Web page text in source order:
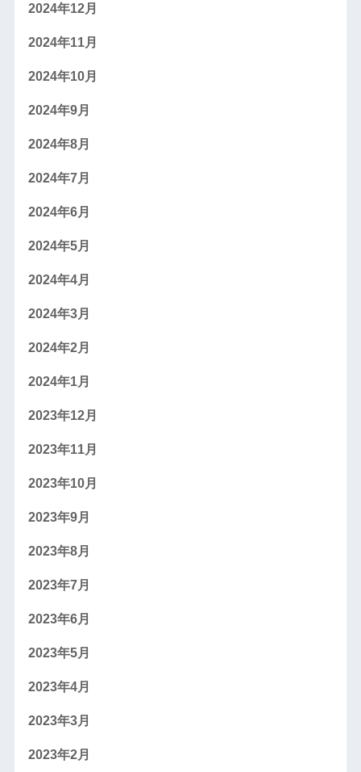
2024年12月
2024年11月
2024年10月
2024年9月
2024年8月
2024年7月
2024年6月
2024年5月
2024年4月
2024年3月
2024年2月
2024年1月
2023年12月
2023年11月
2023年10月
2023年9月
2023年8月
2023年7月
2023年6月
2023年5月
2023年4月
2023年3月
2023年2月